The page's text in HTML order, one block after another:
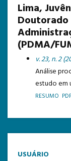
USUÁRIO
CADASTRO
PESQUISA
ATUAL
ANTERIORES
Lima,
(PDMA/
v. 23, n. 2
Análise
estudo em
RESUMO